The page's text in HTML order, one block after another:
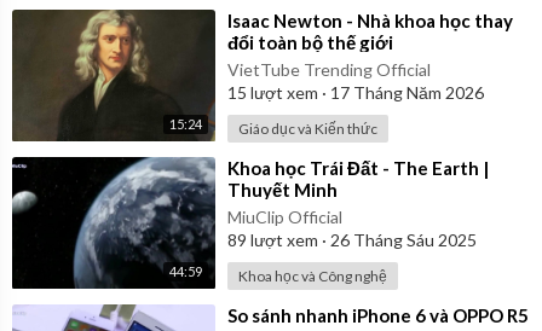
15:24
⁣Isaac Newton - Nhà khoa học thay
đổi toàn bộ thế giới
VietTube Trending Official
15 lượt xem · 17 Tháng Năm 2026
Giáo dục và Kiến thức
44:59
⁣Khoa học Trái Đất - The Earth |
Thuyết Minh
MiuClip Official
89 lượt xem · 26 Tháng Sáu 2025
Khoa học và Công nghệ
⁣So sánh nhanh iPhone 6 và OPPO R5